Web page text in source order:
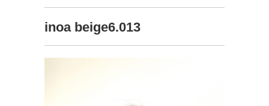
inoa beige6.013